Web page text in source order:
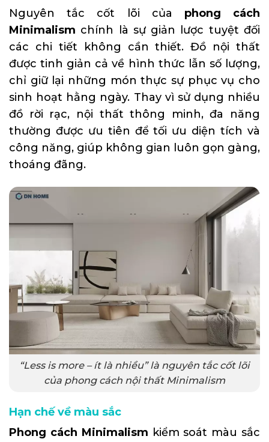
Nguyên tắc cốt lõi của phong cách
Minimalism chính là sự giản lược tuyệt đối
các chi tiết không cần thiết. Đồ nội thất
được tinh giản cả về hình thức lẫn số lượng,
chỉ giữ lại những món thực sự phục vụ cho
sinh hoạt hằng ngày. Thay vì sử dụng nhiều
đồ rời rạc, nội thất thông minh, đa năng
thường được ưu tiên để tối ưu diện tích và
công năng, giúp không gian luôn gọn gàng,
thoáng đãng.
“Less is more – ít là nhiều” là nguyên tắc cốt lõi
của phong cách nội thất Minimalism
Hạn chế về màu sắc
Phong cách Minimalism kiểm soát màu sắc